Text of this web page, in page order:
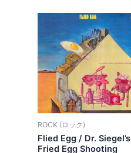
ROCK (ロック)
Flied Egg ‎/ Dr. Siegel’s
Fried Egg Shooting